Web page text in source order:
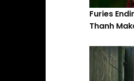
Furies
Thanh